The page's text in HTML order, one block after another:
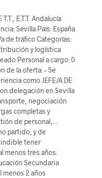
E.T.T. Andalucía
Sevilla País: España
de tráfico Categorías:
y logística
Personal a cargo: 0
de la oferta: – Se
como JEFE/A DE
delegación en Sevilla
negociación
completas y
de personal,…
partido, y de
tener
menos tres años.
Secundaria
menos 2 años